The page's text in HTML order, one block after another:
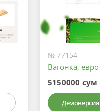
№ 77154
Вагонка,
5150000 сум
Демоверсия